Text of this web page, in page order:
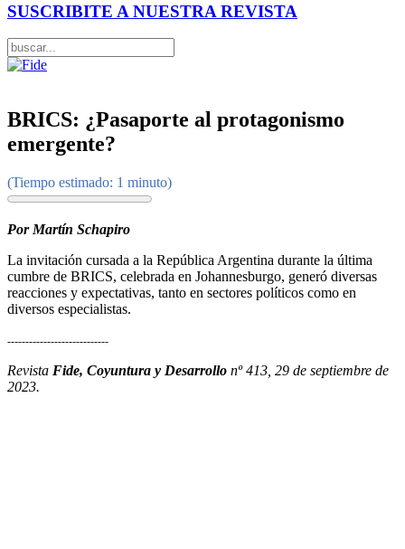
SUSCRIBITE A NUESTRA REVISTA
BRICS: ¿Pasaporte al protagonismo
emergente?
(Tiempo estimado: 1 minuto)
Por Martín Schapiro
La invitación cursada a la República Argentina durante la última
cumbre de BRICS, celebrada en Johannesburgo, generó diversas
reacciones y expectativas, tanto en sectores políticos como en
diversos especialistas.
----------------------------
Revista Fide, Coyuntura y Desarrollo nº 413, 29 de septiembre de
2023.